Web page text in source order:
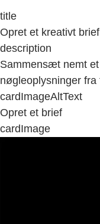
title
Opret et kreativt brief
description
Sammensæt nemt
nøgleoplysninger
cardImageAltText
Opret et brief
cardImage